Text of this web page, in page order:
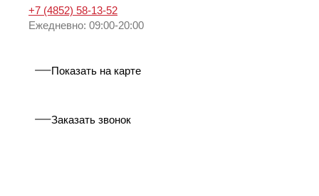
+7 (4852) 58-13-52
Ежедневно: 09:00-20:00
Показать на карте
Заказать звонок